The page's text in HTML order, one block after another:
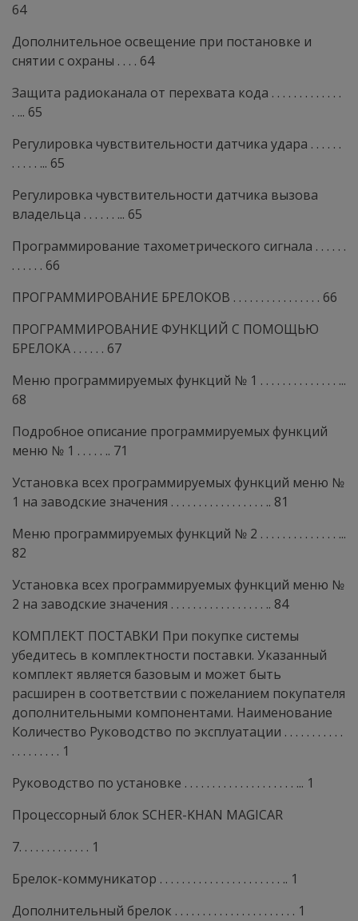
64
Дополнительное освещение при постановке и
снятии с охраны . . . . 64
Защита радиоканала от перехвата кода . . . . . . . . . . . . .
. ... 65
Регулировка чувствительности датчика удара . . . . . .
. . . . . ... 65
Регулировка чувствительности датчика вызова
владельца . . . . . . ... 65
Программирование тахометрического сигнала . . . . . .
. . . . . . 66
ПРОГРАММИРОВАНИЕ БРЕЛОКОВ . . . . . . . . . . . . . . . . 66
ПРОГРАММИРОВАНИЕ ФУНКЦИЙ С ПОМОЩЬЮ
БРЕЛОКА . . . . . . 67
Меню программируемых функций № 1 . . . . . . . . . . . . . . ...
68
Подробное описание программируемых функций
меню № 1 . . . . . .. 71
Установка всех программируемых функций меню №
1 на заводские значения . . . . . . . . . . . . . . . . . .. 81
Меню программируемых функций № 2 . . . . . . . . . . . . . . ...
82
Установка всех программируемых функций меню №
2 на заводские значения . . . . . . . . . . . . . . . . . .. 84
КОМПЛЕКТ ПОСТАВКИ При покупке системы
убедитесь в комплектности поставки. Указанный
комплект является базовым и может быть
расширен в соответствии с пожеланием покупателя
дополнительными компонентами. Наименование
Количество Руководство по эксплуатации . . . . . . . . . . .
. . . . . . . . . 1
Руководство по установке . . . . . . . . . . . . . . . . . . . . ... 1
Процессорный блок SCHER-KHAN MAGICAR
7. . . . . . . . . . . . . 1
Брелок-коммуникатор . . . . . . . . . . . . . . . . . . . . . . .. 1
Дополнительный брелок . . . . . . . . . . . . . . . . . . . . . . 1